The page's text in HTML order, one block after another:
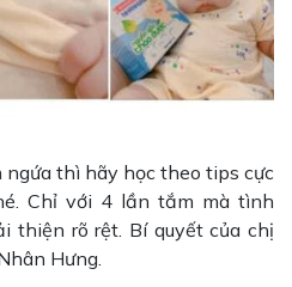
thì hãy học theo tips cực
Chỉ với 4 lần tắm mà tình
thiện rõ rệt. Bí quyết của chị
Hưng.